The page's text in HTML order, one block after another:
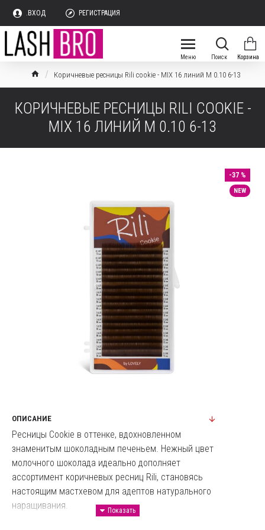
.ВХОД РЕГИСТРАЦИЯ
Коричневые ресницы Rili cookie - MIX 16 линий M 0.10 6-13
КОРИЧНЕВЫЕ РЕСНИЦЫ RILI COOKIE -
MIX 16 ЛИНИЙ M 0.10 6-13
NEW
-37 %
ОПИСАНИЕ
Ресницы Cookie в оттенке, вдохновленном
знаменитым шоколадным печеньем. Нежный цвет
молочного шоколада идеально дополняет
ассортимент коричневых ресниц Rili, становясь
настоящим мастхевом для адептов натурального
наращивания.